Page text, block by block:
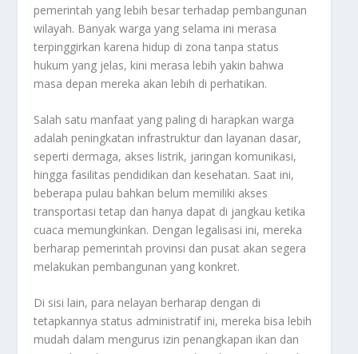
pemerintah yang lebih besar terhadap pembangunan
wilayah. Banyak warga yang selama ini merasa
terpinggirkan karena hidup di zona tanpa status
hukum yang jelas, kini merasa lebih yakin bahwa
masa depan mereka akan lebih di perhatikan.
Salah satu manfaat yang paling di harapkan warga
adalah peningkatan infrastruktur dan layanan dasar,
seperti dermaga, akses listrik, jaringan komunikasi,
hingga fasilitas pendidikan dan kesehatan. Saat ini,
beberapa pulau bahkan belum memiliki akses
transportasi tetap dan hanya dapat di jangkau ketika
cuaca memungkinkan. Dengan legalisasi ini, mereka
berharap pemerintah provinsi dan pusat akan segera
melakukan pembangunan yang konkret.
Di sisi lain, para nelayan berharap dengan di
tetapkannya status administratif ini, mereka bisa lebih
mudah dalam mengurus izin penangkapan ikan dan